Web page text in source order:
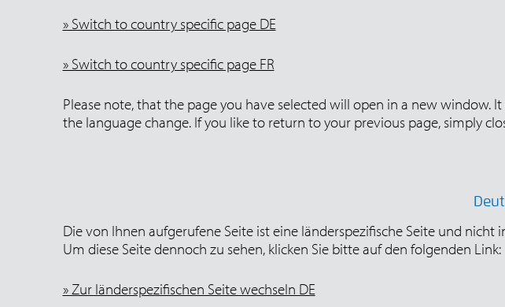
» Switch to country specific page DE
» Switch to country specific page FR
Please note, that the page you have selected will open in a new
the language change. If you like to return to your previous page, simply
Die von Ihnen aufgerufene Seite ist eine länderspezifische Seite und
Um diese Seite dennoch zu sehen, klicken Sie bitte auf den folgenden Link:
» Zur länderspezifischen Seite wechseln DE